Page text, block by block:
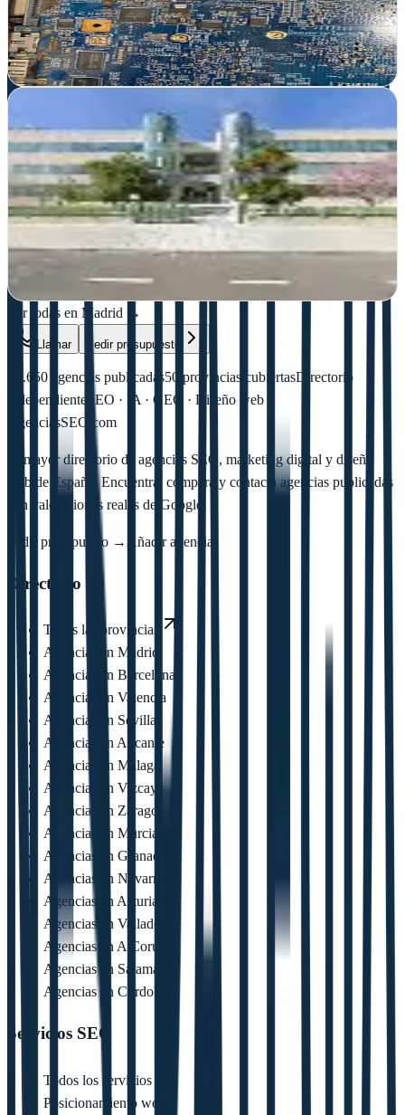
diseño web y estrategias de marketing integral adaptadas a tu
negocio
Ver fichacompleta
UpToBe - Marketing
Tres Cantos, Madrid
Desde Tres Cantos transformamos marcas con estrategias digitales
personalizadas que generan resultados medibles y crecimiento
sostenido para tu negocio
Ver ficha
Ver todas en Madrid →
Llamar Pedir presupuesto
+1.650 agencias publicadas50 provincias cubiertasDirectorio
independiente SEO · IA · GEO · Diseño web
AgenciasSEO
.com
El mayor directorio de agencias SEO, marketing digital y diseño
web de España. Encuentra, compara y contacta agencias publicadas
con valoraciones reales de Google.
Pedir presupuesto → Añadir agencia
Directorio
Todas las provincias
Agencias en Madrid
Agencias en Barcelona
Agencias en Valencia
Agencias en Sevilla
Agencias en Alicante
Agencias en Málaga
Agencias en Vizcaya
Agencias en Zaragoza
Agencias en Murcia
Agencias en Granada
Agencias en Navarra
Agencias en Asturias
Agencias en Valladolid
Agencias en A Coruña
Agencias en Salamanca
Agencias en Córdoba
Servicios SEO
Todos los servicios
Posicionamiento web